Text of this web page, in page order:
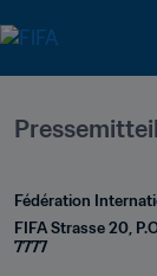
Fédération
FIFA Strasse 20,
7777